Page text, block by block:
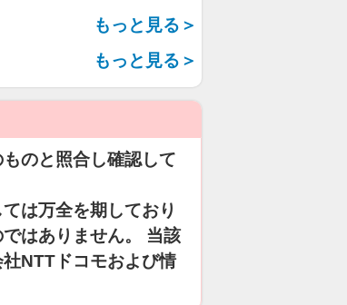
もっと見る＞
もっと見る＞
のと照合し確認して
は万全を期しており
はありません。 当該
NTTドコモおよび情